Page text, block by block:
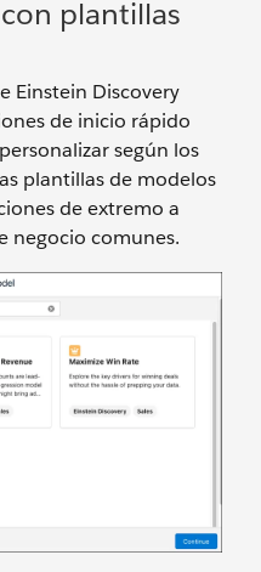
plantillas
Einstein Discovery
de inicio rápido
según los
plantillas de modelos
de extremo a
negocio comunes.